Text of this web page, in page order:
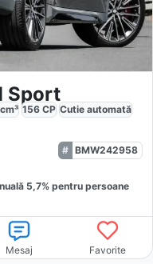
Sport
cm³ 156 CP Cutie automată
BMW242958
5,7% pentru persoane
Mesaj Favorite